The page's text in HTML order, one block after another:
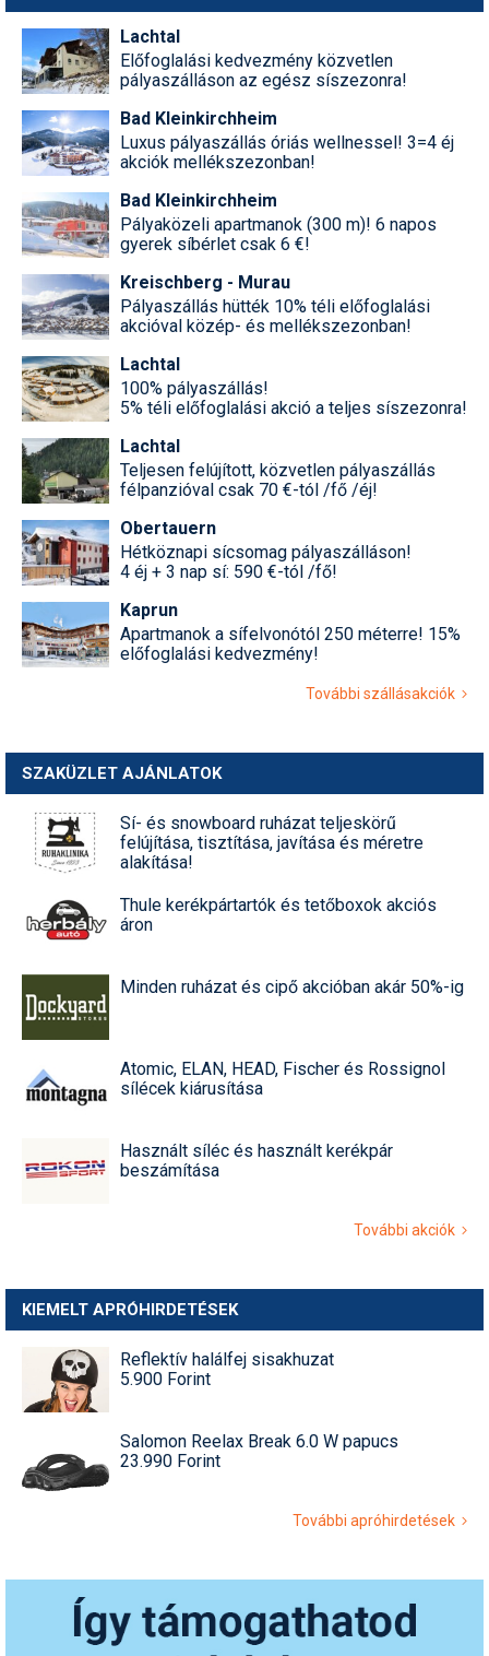
Síszerviz
Sítechnika
Síugrás
Snowboard
Snowboardfelszerelés
Szakértők
Szánkó
Szótárak
Telemark
Téli sportok
Termékajánló
Történelem
Túrasí
Utasbiztosítás
Lachtal
Előfoglalási kedvezmény közvetlen
pályaszálláson az egész síszezonra!
Bad Kleinkirchheim
Luxus pályaszállás óriás wellnessel! 3=4 éj
akciók mellékszezonban!
Bad Kleinkirchheim
Pályaközeli apartmanok (300 m)! 6 napos
gyerek síbérlet csak 6 €!
Kreischberg - Murau
Pályaszállás hütték 10% téli előfoglalási
akcióval közép- és mellékszezonban!
Lachtal
100% pályaszállás!
5% téli előfoglalási akció a teljes síszezonra!
Lachtal
Teljesen felújított, közvetlen pályaszállás
félpanzióval csak 70 €-tól /fő /éj!
Obertauern
Hétköznapi sícsomag pályaszálláson!
4 éj + 3 nap sí: 590 €-tól /fő!
Kaprun
Apartmanok a sífelvonótól 250 méterre! 15%
előfoglalási kedvezmény!
További szállásakciók
SZAKÜZLET AJÁNLATOK
Sí- és snowboard ruházat teljeskörű
felújítása, tisztítása, javítása és méretre
alakítása!
Thule kerékpártartók és tetőboxok akciós
áron
Minden ruházat és cipő akcióban akár 50%-ig
Atomic, ELAN, HEAD, Fischer és Rossignol
sílécek kiárusítása
Használt síléc és használt kerékpár
beszámítása
További akciók
KIEMELT APRÓHIRDETÉSEK
Reflektív halálfej sisakhuzat
5.900 Forint
Salomon Reelax Break 6.0 W papucs
23.990 Forint
További apróhirdetések